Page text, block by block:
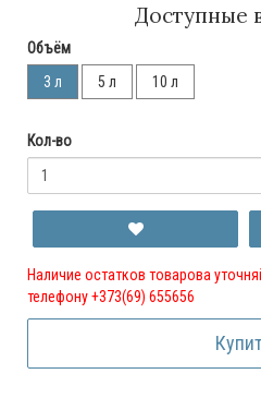
Доступные
Объём
3 л
5 л 10 л
Кол-во
Наличие остатков товарова
телефону +373(69) 655656